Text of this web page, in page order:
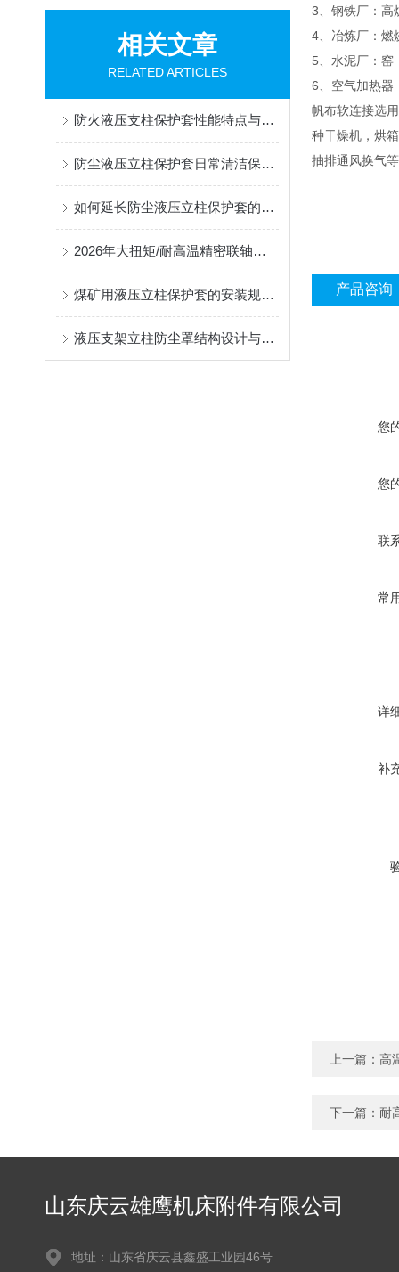
相关文章
RELATED ARTICLES
防火液压支柱保护套性能特点与阻燃防护应用
防尘液压立柱保护套日常清洁保养与更换规范
如何延长防尘液压立柱保护套的使用寿命？
2026年大扭矩/耐高温精密联轴器定制找哪家？能实现精准定制的优质厂家盘点
煤矿用液压立柱保护套的安装规范与使用寿命提升方案
液压支架立柱防尘罩结构设计与密封防护原理
3、钢铁厂：高
4、冶炼厂：燃
5、水泥厂：窑
6、空气加热器
帆布软连接选
种干燥机，烘
抽排通风换气
产品咨询
您
您
联
常
详
补
上一篇： 高
下一篇： 耐
山东庆云雄鹰机床附件有限公司
地址：山东省庆云县鑫盛工业园46号